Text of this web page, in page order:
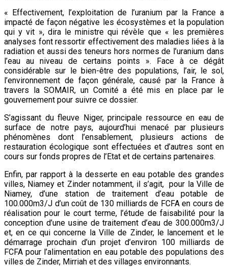
« Effectivement, l’exploitation de l’uranium par la France a
impacté de façon négative les écosystèmes et la population
qui y vit », dira le ministre qui révèle que « les premières
analyses font ressortir effectivement des maladies liées à la
radiation et aussi des teneurs hors normes de l’uranium dans
l’eau au niveau de certains points ». Face à ce dégât
considérable sur le bien-être des populations, l’air, le sol,
l’environnement de façon générale, causé par la France à
travers la SOMAIR, un Comité a été mis en place par le
gouvernement pour suivre ce dossier.
S’agissant du fleuve Niger, principale ressource en eau de
surface de notre pays, aujourd’hui menacé par plusieurs
phénomènes dont l’ensablement, plusieurs actions de
restauration écologique sont effectuées et d’autres sont en
cours sur fonds propres de l’Etat et de certains partenaires.
Enfin, par rapport à la desserte en eau potable des grandes
villes, Niamey et Zinder notamment, il s’agit, pour la Ville de
Niamey, d’une station de traitement d’eau potable de
100.000m3/J d’un coût de 130 milliards de FCFA en cours de
réalisation pour le court terme, l’étude de faisabilité pour la
conception d’une usine de traitement d’eau de 300.000m3/J
et, en ce qui concerne la Ville de Zinder, le lancement et le
démarrage prochain d’un projet d’environ 100 milliards de
FCFA pour l’alimentation en eau potable des populations des
villes de Zinder, Mirriah et des villages environnants.